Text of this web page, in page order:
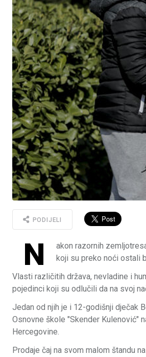
PODIJELI
N
akon razornih
koji su preko noći ostali
Vlasti različitih država, nevladine i
pojedinci koji su odlučili da na svoj
Jedan od njih je i 12-godišnji dječak
Osnovne škole "Skender Kulenović"
Hercegovine.
Prodaje čaj na svom malom štandu